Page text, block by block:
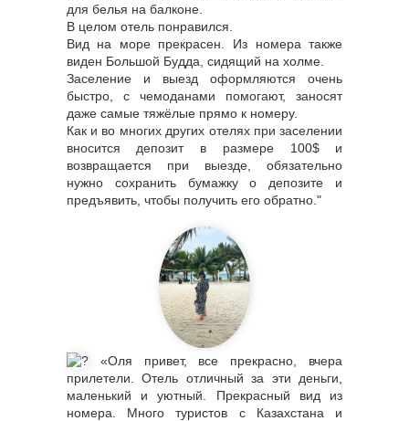
для белья на балконе.
В целом отель понравился.
Вид на море прекрасен. Из номера также
виден Большой Будда, сидящий на холме.
Заселение и выезд оформляются очень
быстро, с чемоданами помогают, заносят
даже самые тяжёлые прямо к номеру.
Как и во многих других отелях при заселении
вносится депозит в размере 100$ и
возвращается при выезде, обязательно
нужно сохранить бумажку о депозите и
предъявить, чтобы получить его обратно."
«Оля привет, все прекрасно, вчера
прилетели. Отель отличный за эти деньги,
маленький и уютный. Прекрасный вид из
номера. Много туристов с Казахстана и